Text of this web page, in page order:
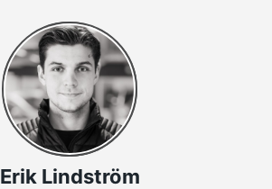
Erik Lindström